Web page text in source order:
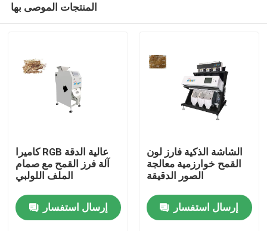
منزل
المنتجات الموصى بها
كاميرا RGB عالية الدقة
آلة فرز القمح مع صمام
الملف اللولبي
إرسال استفسار
الشاشة الذكية فارز لون
القمح خوارزمية معالجة
الصور الدقيقة
إرسال استفسار